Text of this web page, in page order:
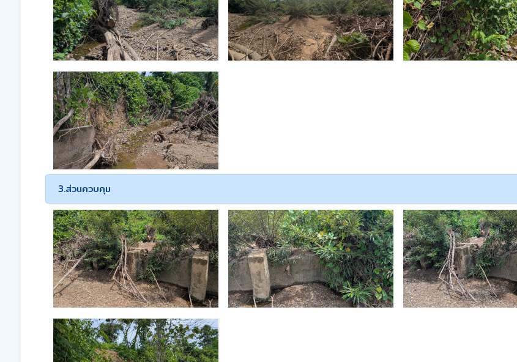
3.ส่วนควบคุม